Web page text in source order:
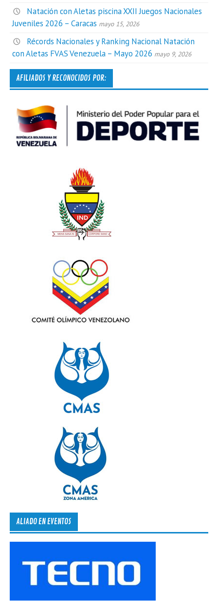
Natación con Aletas piscina XXII Juegos Nacionales
Juveniles 2026 – Caracas mayo 15, 2026
Récords Nacionales y Ranking Nacional Natación
con Aletas FVAS Venezuela – Mayo 2026 mayo 9, 2026
AFILIADOS Y RECONOCIDOS POR:
ALIADO EN EVENTOS